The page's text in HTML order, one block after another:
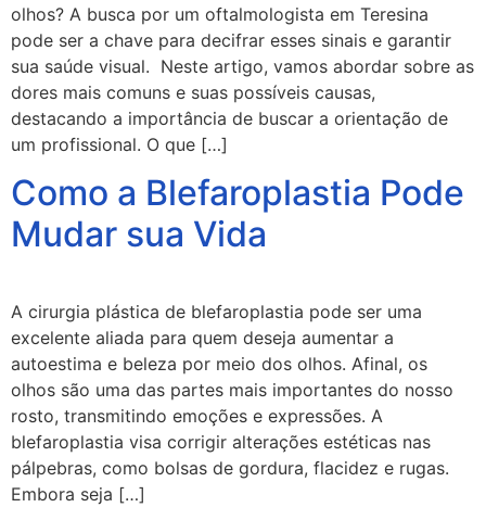
olhos? A busca por um oftalmologista em Teresina
pode ser a chave para decifrar esses sinais e garantir
sua saúde visual. Neste artigo, vamos abordar sobre as
dores mais comuns e suas possíveis causas,
destacando a importância de buscar a orientação de
um profissional. O que […]
Como a Blefaroplastia Pode
Mudar sua Vida
A cirurgia plástica de blefaroplastia pode ser uma
excelente aliada para quem deseja aumentar a
autoestima e beleza por meio dos olhos. Afinal, os
olhos são uma das partes mais importantes do nosso
rosto, transmitindo emoções e expressões. A
blefaroplastia visa corrigir alterações estéticas nas
pálpebras, como bolsas de gordura, flacidez e rugas.
Embora seja […]